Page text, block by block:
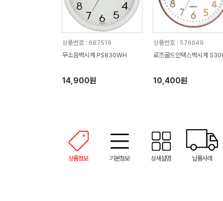
상품번호 : 687519
무소음벽시계 PS830WH
14,900원
상품번호 : 576649
로즈골드인텍스벽시계
10,400원
상품정보 기본정보 상세설명 납품사례